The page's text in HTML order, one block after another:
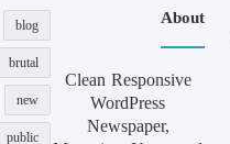
About
Clean Responsive
WordPress
Newspaper,
blog
brutal
new
public